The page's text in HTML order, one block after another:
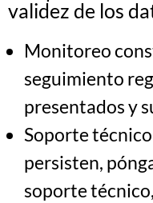
validez de los
Monitoreo
seguimiento
presentados y
Soporte
persisten,
soporte